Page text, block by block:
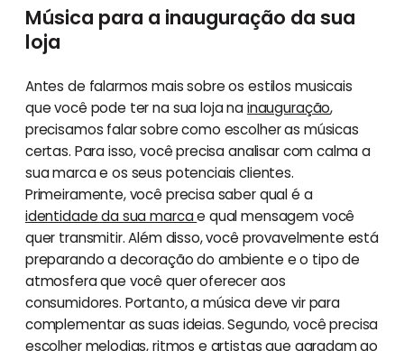
Música para a inauguração da sua
loja
Antes de falarmos mais sobre os estilos musicais
que você pode ter na sua loja nainauguração,
precisamos falar sobre como escolher as músicas
certas. Para isso, você precisa analisar com calma a
sua marca e os seus potenciais clientes.
Primeiramente, você precisa saber qual é a
identidade da sua marcae qual mensagem você
quer transmitir. Além disso, você provavelmente está
preparando a decoração do ambiente e o tipo de
atmosfera que você quer oferecer aos
consumidores. Portanto, a música deve vir para
complementar as suas ideias. Segundo, você precisa
escolher melodias, ritmos e artistas que agradam ao